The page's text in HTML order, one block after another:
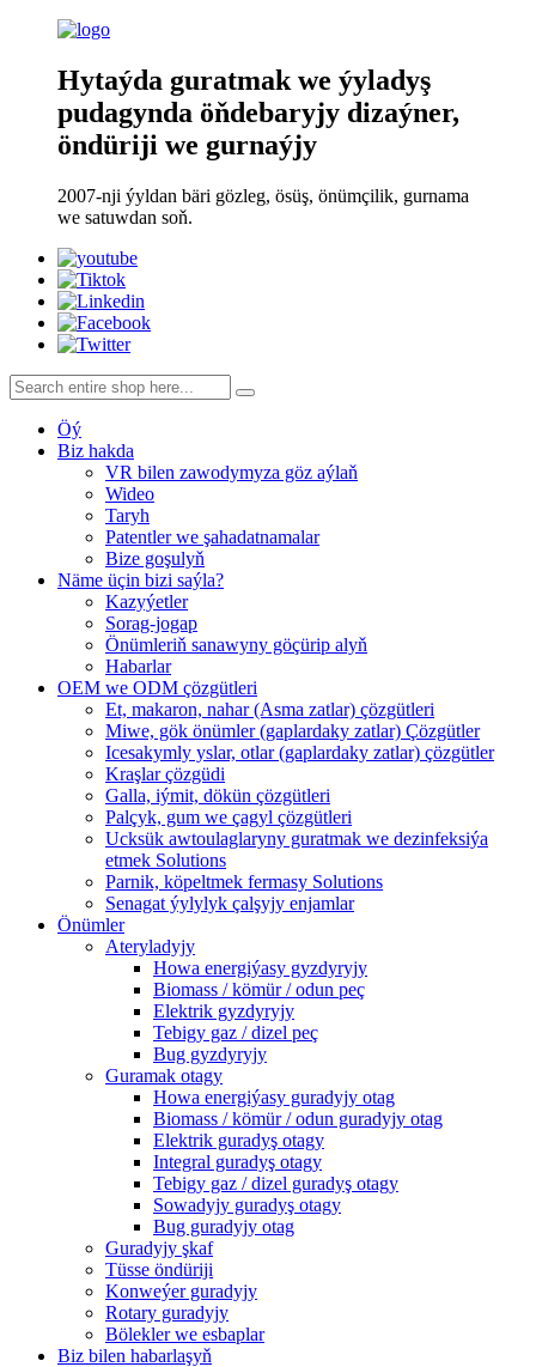
Hytaýda guratmak we ýyladyş
pudagynda öňdebaryjy dizaýner,
öndüriji we gurnaýjy
2007-nji ýyldan bäri gözleg, ösüş, önümçilik, gurnama
we satuwdan soň.
Öý
Biz hakda
VR bilen zawodymyza göz aýlaň
Wideo
Taryh
Patentler we şahadatnamalar
Bize goşulyň
Näme üçin bizi saýla?
Kazyýetler
Sorag-jogap
Önümleriň sanawyny göçürip alyň
Habarlar
OEM we ODM çözgütleri
Et, makaron, nahar (Asma zatlar) çözgütleri
Miwe, gök önümler (gaplardaky zatlar) Çözgütler
Icesakymly yslar, otlar (gaplardaky zatlar) çözgütler
Kraşlar çözgüdi
Galla, iýmit, dökün çözgütleri
Palçyk, gum we çagyl çözgütleri
Ucksük awtoulaglaryny guratmak we dezinfeksiýa
etmek Solutions
Parnik, köpeltmek fermasy Solutions
Senagat ýylylyk çalşyjy enjamlar
Önümler
Ateryladyjy
Howa energiýasy gyzdyryjy
Biomass / kömür / odun peç
Elektrik gyzdyryjy
Tebigy gaz / dizel peç
Bug gyzdyryjy
Guramak otagy
Howa energiýasy guradyjy otag
Biomass / kömür / odun guradyjy otag
Elektrik guradyş otagy
Integral guradyş otagy
Tebigy gaz / dizel guradyş otagy
Sowadyjy guradyş otagy
Bug guradyjy otag
Guradyjy şkaf
Tüsse öndüriji
Konweýer guradyjy
Rotary guradyjy
Bölekler we esbaplar
Biz bilen habarlaşyň